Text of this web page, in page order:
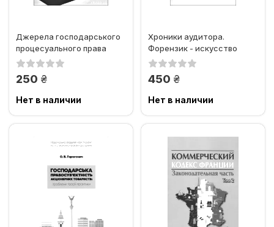
Джерела господарського
процесуального права
250 грн.
Нет в наличии
Хроники аудитора.
Форензик - искусство
расследования людей и
450 грн.
Нет в наличии